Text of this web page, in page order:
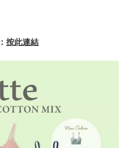
按此連結